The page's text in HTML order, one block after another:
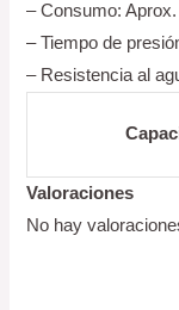
– Consumo:
– Tiempo de
– Resistencia al
Valoraciones
No hay